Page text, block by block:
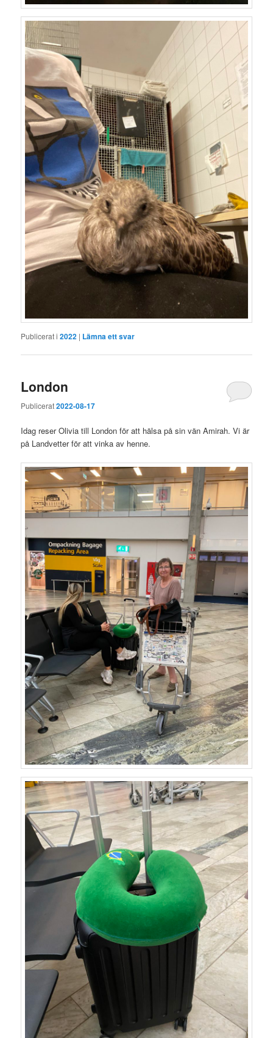
Publicerat i 2022 | Lämna ett svar
London
Publicerat2022-08-17
Idag reser Olivia till London för att hälsa på sin vän Amirah. Vi är
på Landvetter för att vinka av henne.